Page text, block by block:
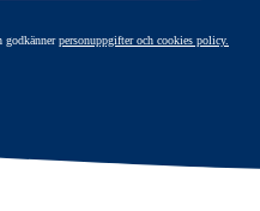
godkännerpersonuppgifter och cookies policy.